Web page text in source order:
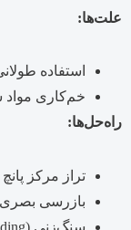
علت‌ها:
استفاده
خم‌کاری مواد
راه‌حل‌ها:
تراز مرکز پانچ
بازرسی بصری
سنگ‌زنی (regrinding) یا تعویض ابزار فرسوده